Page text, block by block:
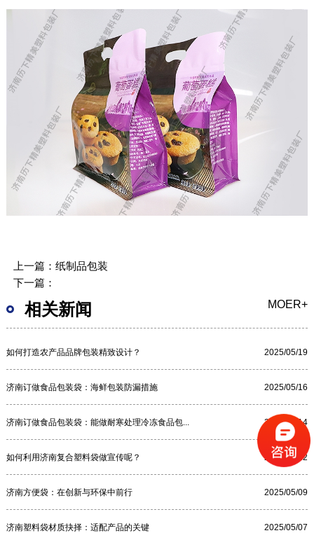
上一篇： 纸制品包装
下一篇：
相关新闻 MOER+
如何打造农产品品牌包装精致设计？ 2025/05/19
济南订做食品包装袋：海鲜包装防漏措施 2025/05/16
济南订做食品包装袋：能做耐寒处理冷冻食品包... 2025/05/14
如何利用济南复合塑料袋做宣传呢？ 2025/05/12
济南方便袋：在创新与环保中前行 2025/05/09
济南塑料袋材质抉择：适配产品的关键 2025/05/07